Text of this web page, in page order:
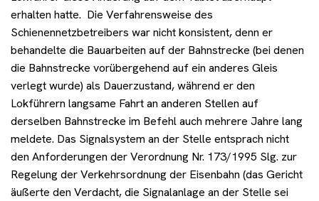
erhalten hatte. Die Verfahrensweise des
Schienennetzbetreibers war nicht konsistent, denn er
behandelte die Bauarbeiten auf der Bahnstrecke (bei denen
die Bahnstrecke vorübergehend auf ein anderes Gleis
verlegt wurde) als Dauerzustand, während er den
Lokführern langsame Fahrt an anderen Stellen auf
derselben Bahnstrecke im Befehl auch mehrere Jahre lang
meldete. Das Signalsystem an der Stelle entsprach nicht
den Anforderungen der Verordnung Nr. 173/1995 Slg. zur
Regelung der Verkehrsordnung der Eisenbahn (das Gericht
äußerte den Verdacht, die Signalanlage an der Stelle sei